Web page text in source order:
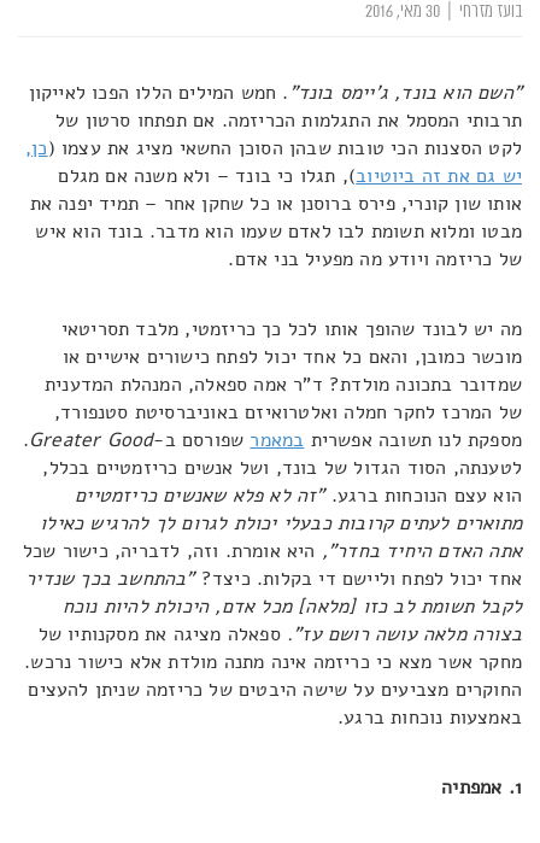
בועז מזרחי
"השם הוא בונד, ג'יימס בונד". חמש המילים הללו הפכו לאייקון
תרבותי המסמל את התגלמות הכריזמה. אם תפתחו סרטון של
לקט הסצנות הכי טובות שבהן הסוכן החשאי מציג את עצמו (כן,
יש גם את זה ביוטיוב), תגלו כי בונד – ולא משנה אם מגלם
אותו שון קונרי, פירס ברוסנן או כל שחקן אחר – תמיד יפנה את
מבטו ומלוא תשומת לבו לאדם שעמו הוא מדבר. בונד הוא איש
של כריזמה ויודע מה מפעיל בני אדם.
מה יש לבונד שהופך אותו לכל כך כריזמטי, מלבד תסריטאי
מוכשר כמובן, והאם כל אחד יכול לפתח כישורים אישיים או
שמדובר בתכונה מולדת? ד"ר אמה ספאלה, המנהלת המדענית
של המרכז לחקר חמלה ואלטרואיזם באוניברסיטת סטנפורד,
מספקת לנו תשובה אפשרית במאמר שפורסם ב-Greater Good
.
לטענתה, הסוד הגדול של בונד, ושל אנשים כריזמטיים בכלל,
הוא עצם הנוכחות ברגע."זה לא פלא שאנשים כריזמטיים
מתוארים לעתים קרובות כבעלי יכולת לגרום לך להרגיש כאילו
אתה האדם היחיד בחדר", היא אומרת. וזה, לדבריה, כישור שכל
אחד יכול לפתח וליישם די בקלות. כיצד?"בהתחשב בכך שנדיר
לקבל תשומת לב כזו [מלאה] מכל אדם, היכולת להיות נוכח
בצורה מלאה עושה רושם עז". ספאלה מציגה את מסקנותיו של
מחקר אשר מצא כי כריזמה אינה מתנה מולדת אלא כישור נרכש.
החוקרים מצביעים על שישה היבטים של כריזמה שניתן להעצים
באמצעות נוכחות ברגע.
1. אמפתיה